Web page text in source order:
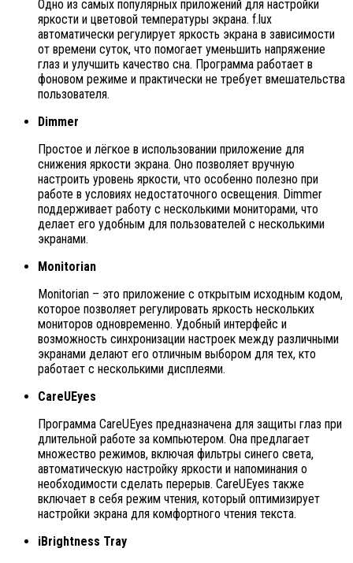
Одно из самых популярных приложений для настройки
яркости и цветовой температуры экрана. f.lux
автоматически регулирует яркость экрана в зависимости
от времени суток, что помогает уменьшить напряжение
глаз и улучшить качество сна. Программа работает в
фоновом режиме и практически не требует вмешательства
пользователя.
Dimmer
Простое и лёгкое в использовании приложение для
снижения яркости экрана. Оно позволяет вручную
настроить уровень яркости, что особенно полезно при
работе в условиях недостаточного освещения. Dimmer
поддерживает работу с несколькими мониторами, что
делает его удобным для пользователей с несколькими
экранами.
Monitorian
Monitorian – это приложение с открытым исходным кодом,
которое позволяет регулировать яркость нескольких
мониторов одновременно. Удобный интерфейс и
возможность синхронизации настроек между различными
экранами делают его отличным выбором для тех, кто
работает с несколькими дисплеями.
CareUEyes
Программа CareUEyes предназначена для защиты глаз при
длительной работе за компьютером. Она предлагает
множество режимов, включая фильтры синего света,
автоматическую настройку яркости и напоминания о
необходимости сделать перерыв. CareUEyes также
включает в себя режим чтения, который оптимизирует
настройки экрана для комфортного чтения текста.
iBrightness Tray